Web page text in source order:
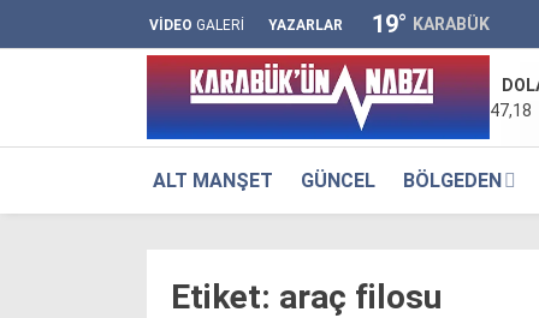
VİDEO GALERİ YAZARLAR 19° KARABÜK
47,18
ALT MANŞET GÜNCEL BÖLGEDEN
Etiket: araç filosu